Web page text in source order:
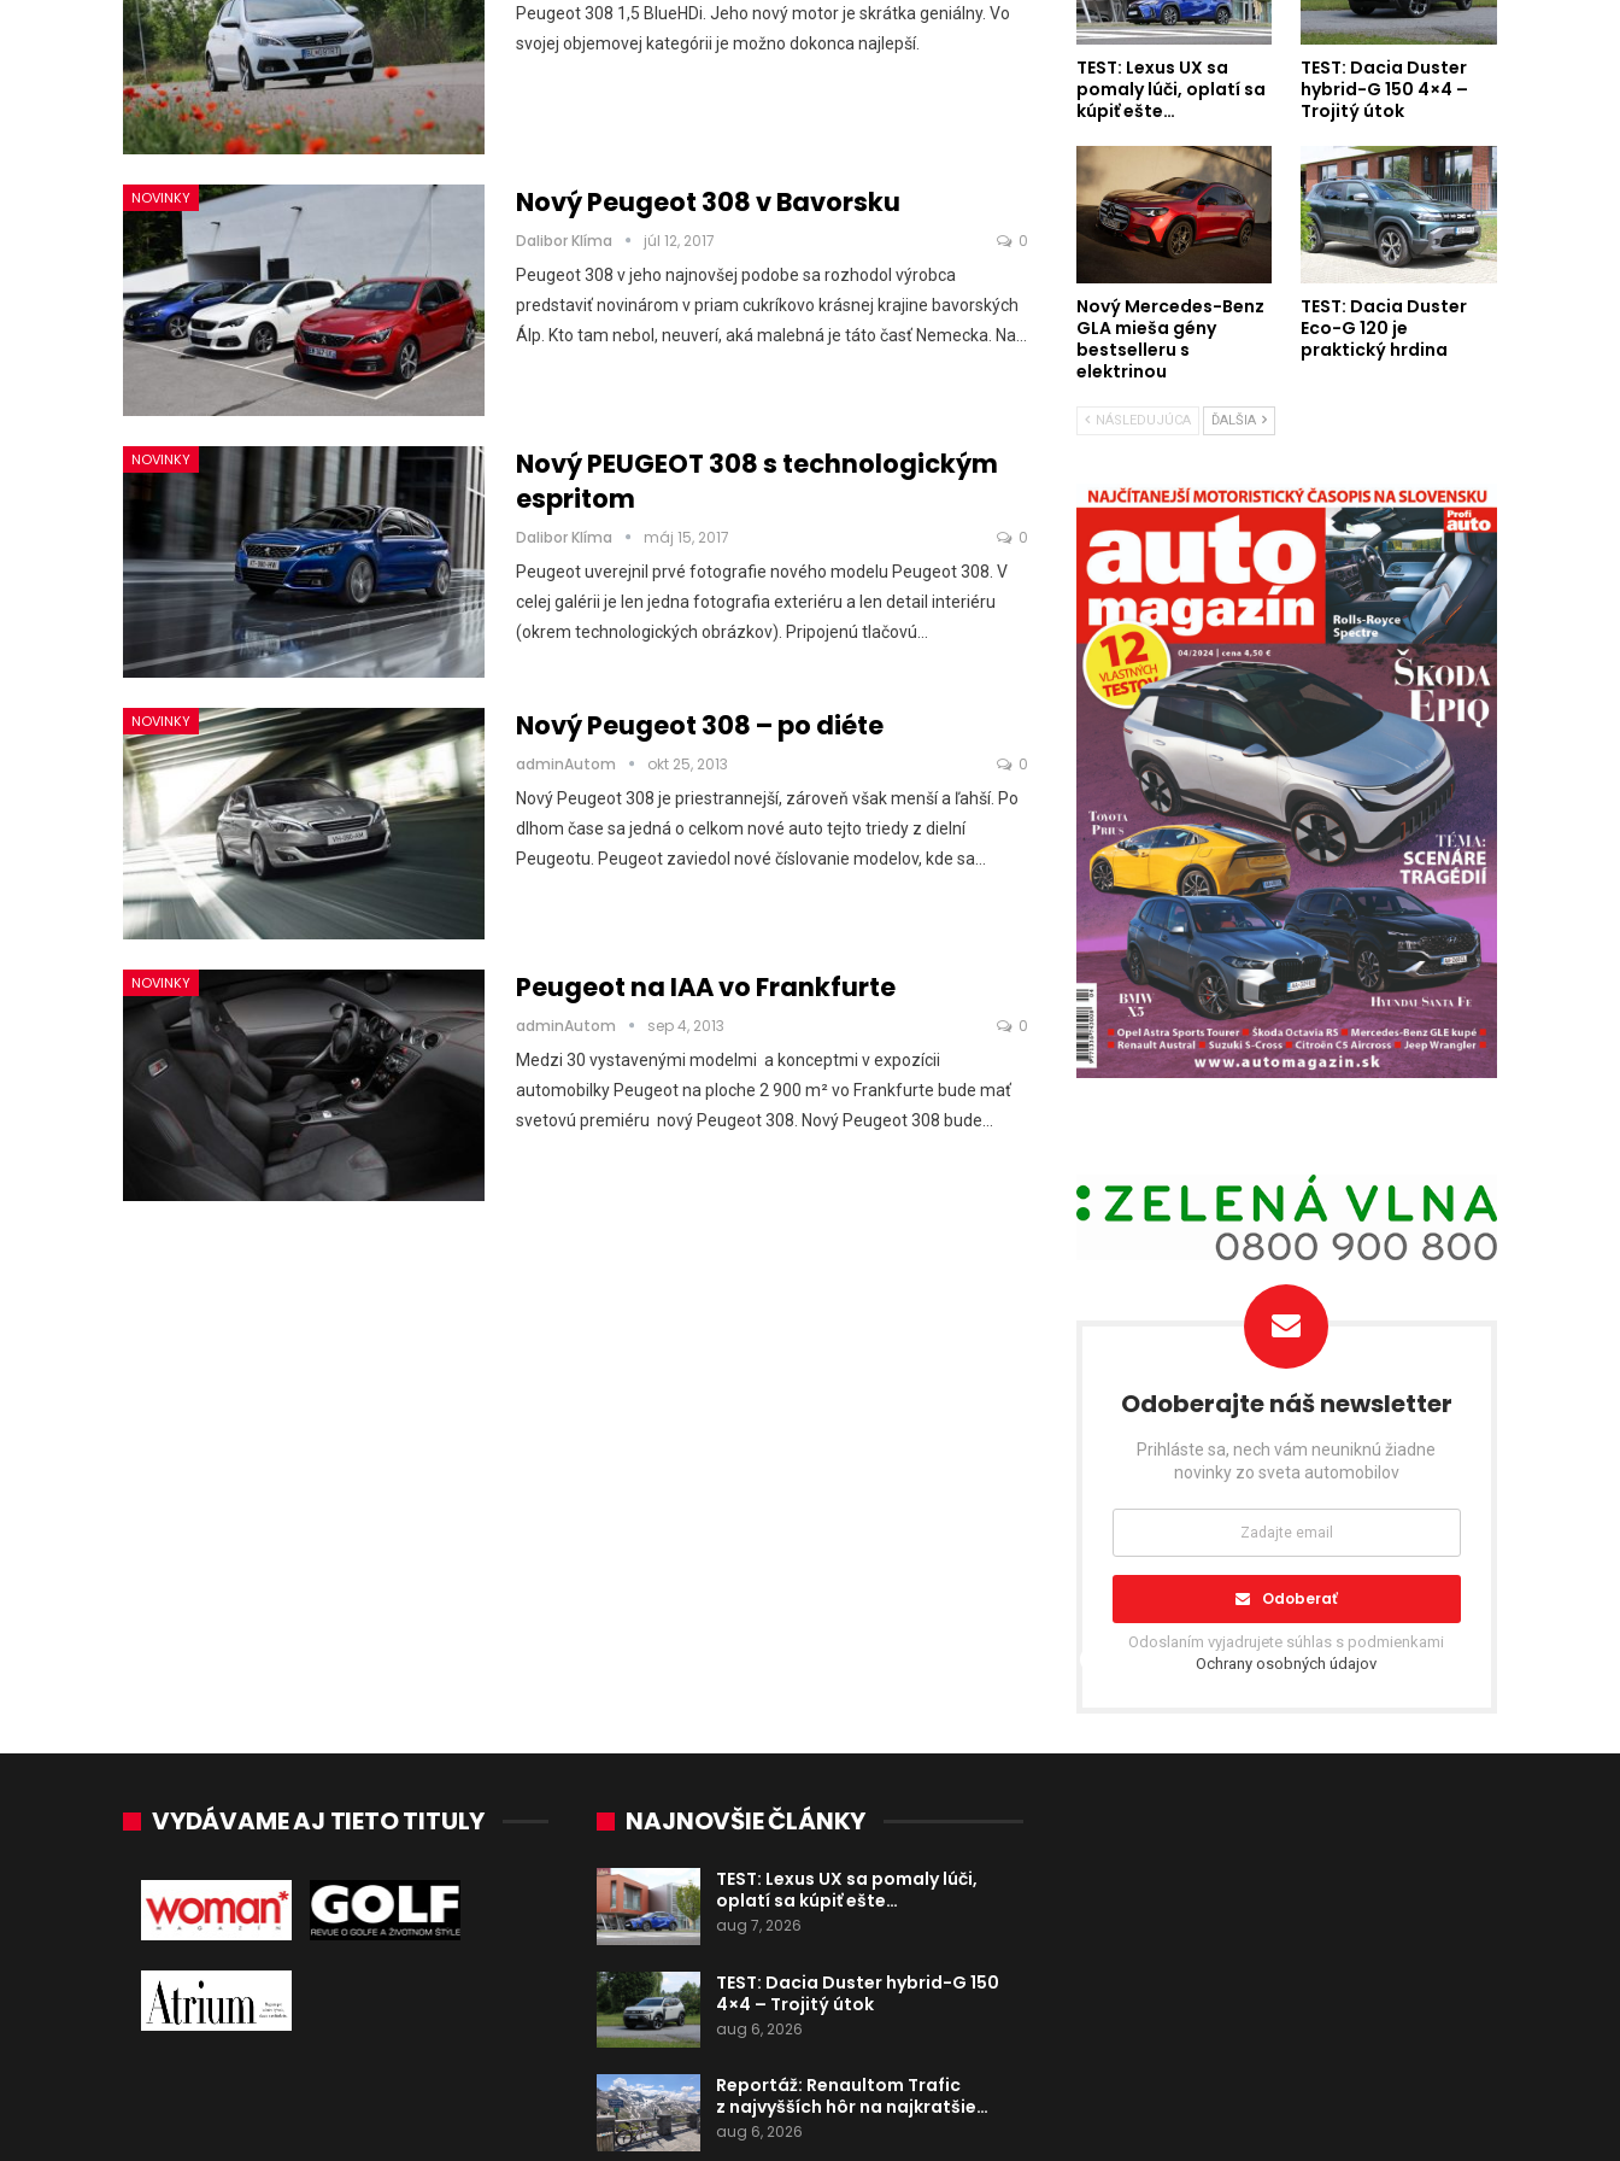
Peugeot 308 1,5 BlueHDi. Jeho nový motor je skrátka geniálny. Vo
svojej objemovej kategórii je možno dokonca najlepší.
NOVINKY Nový Peugeot 308 v Bavorsku
Dalibor Klíma júl 12, 2017 0
Peugeot 308 v jeho najnovšej podobe sa rozhodol výrobca
predstaviť novinárom v priam cukríkovo krásnej krajine bavorských
Álp. Kto tam nebol, neuverí, aká malebná je táto časť Nemecka. Na…
NOVINKY
Nový PEUGEOT 308 s technologickým
espritom
Dalibor Klíma máj 15, 2017 0
Peugeot uverejnil prvé fotografie nového modelu Peugeot 308. V
celej galérii je len jedna fotografia exteriéru a len detail interiéru
(okrem technologických obrázkov). Pripojenú tlačovú…
NOVINKY Nový Peugeot 308 – po diéte
adminAutom okt 25, 2013 0
Nový Peugeot 308 je priestrannejší, zároveň však menší a ľahší. Po
dlhom čase sa jedná o celkom nové auto tejto triedy z dielní
Peugeotu. Peugeot zaviedol nové číslovanie modelov, kde sa…
NOVINKY Peugeot na IAA vo Frankfurte
adminAutom sep 4, 2013 0
Medzi 30 vystavenými modelmi a konceptmi v expozícii
automobilky Peugeot na ploche 2 900 m² vo Frankfurte bude mať
svetovú premiéru nový Peugeot 308. Nový Peugeot 308 bude…
TEST: Lexus UX sa
pomaly lúči, oplatí sa
kúpiť ešte…
TEST: Dacia Duster
hybrid-G 150 4×4 –
Trojitý útok
Nový Mercedes-Benz
GLA mieša gény
bestselleru s
elektrinou
TEST: Dacia Duster
Eco-G 120 je
praktický hrdina
NÁSLEDUJÚCA ĎALŠIA
Odoberajte náš newsletter
Prihláste sa, nech vám neuniknú žiadne
novinky zo sveta automobilov
Odoberať
Odoslaním vyjadrujete súhlas s podmienkami
Ochrany osobných údajov
VYDÁVAME AJ TIETO TITULY NAJNOVŠIE ČLÁNKY
TEST: Lexus UX sa pomaly lúči,
oplatí sa kúpiť ešte…
aug 7, 2026
TEST: Dacia Duster hybrid-G 150
4×4 – Trojitý útok
aug 6, 2026
Reportáž: Renaultom Trafic
z najvyšších hôr na najkratšie…
aug 6, 2026